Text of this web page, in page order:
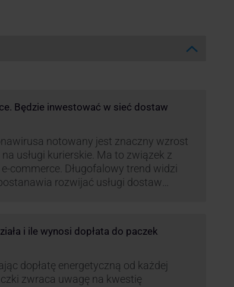
Będzie inwestować w sieć dostaw
notowany jest znaczny wzrost
usługi kurierskie. Ma to związek z
commerce. Długofalowy trend widzi
rozwijać usługi dostaw
i ile wynosi dopłata do paczek
dopłatę energetyczną od każdej
zwraca uwagę na kwestię